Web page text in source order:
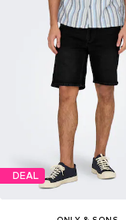
DEAL